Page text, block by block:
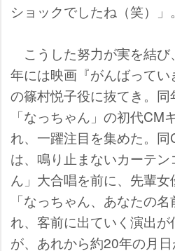
ショックでしたね（笑）」。
こうした努力が実を結び
年には映画『がんばって
の篠村悦子役に抜てき。
「なっちゃん」の初代CM
れ、一躍注目を集めた。
は、鳴り止まないカーテ
ん」大合唱を前に、先輩女
「なっちゃん、あなたの
れ、客前に出ていく演出
が、あれから約20年の月